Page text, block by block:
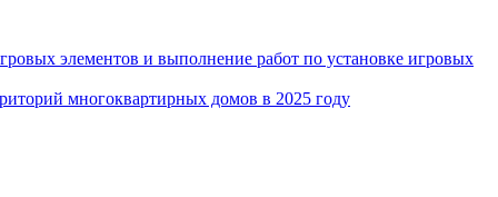
элементов и выполнение работ по установке игровых
многоквартирных домов в 2025 году